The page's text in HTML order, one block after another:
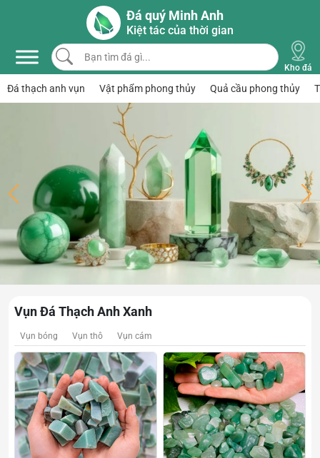
Skip to main content
Đá quý Minh Anh
Kiệt tác của thời gian
Bạn tìm đá gì...
Kho đá
Đá thạch anh vụn Vật phẩm phong thủy Quả cầu phong thủy
Vụn Đá Thạch Anh Xanh
Vụn bóng Vụn thô Vụn cám